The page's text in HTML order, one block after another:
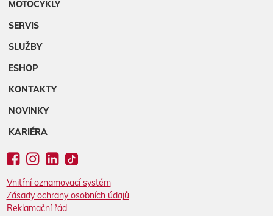
MOTOCYKLY
SERVIS
SLUŽBY
ESHOP
KONTAKTY
NOVINKY
KARIÉRA
Vnitřní oznamovací systém
Zásady ochrany osobních údajů
Reklamační řád